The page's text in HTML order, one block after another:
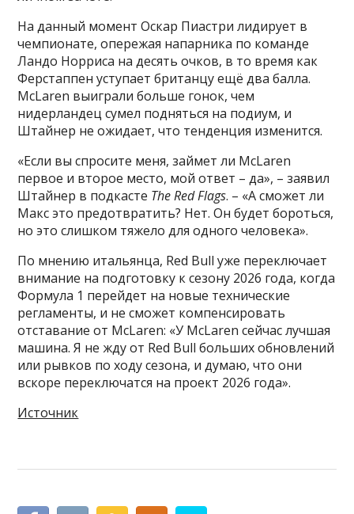
На данный момент Оскар Пиастри лидирует в
чемпионате, опережая напарника по команде
Ландо Норриса на десять очков, в то время как
Ферстаппен уступает британцу ещё два балла.
McLaren выиграли больше гонок, чем
нидерландец сумел подняться на подиум, и
Штайнер не ожидает, что тенденция изменится.
«Если вы спросите меня, займет ли McLaren
первое и второе место, мой ответ – да», – заявил
Штайнер в подкасте The Red Flags. – «А сможет ли
Макс это предотвратить? Нет. Он будет бороться,
но это слишком тяжело для одного человека».
По мнению итальянца, Red Bull уже переключает
внимание на подготовку к сезону 2026 года, когда
Формула 1 перейдет на новые технические
регламенты, и не сможет компенсировать
отставание от McLaren: «У McLaren сейчас лучшая
машина. Я не жду от Red Bull больших обновлений
или рывков по ходу сезона, и думаю, что они
вскоре переключатся на проект 2026 года».
Источник